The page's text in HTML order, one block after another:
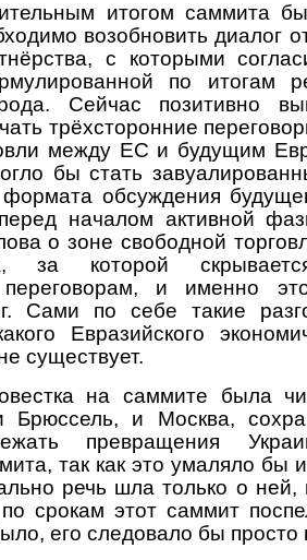
итогом саммита
возобновить диалог
с которыми
по итогам
Сейчас позитивно
трёхсторонние
между ЕС и будущим
бы стать
формата обсуждения
началом активной
о зоне свободной
за которой
переговорам, и именно
Сами по себе такие
Евразийского
существует.
на саммите была
и Москва,
превращения
так как это умаляло бы
речь шла только о ней,
срокам этот саммит
его следовало бы просто